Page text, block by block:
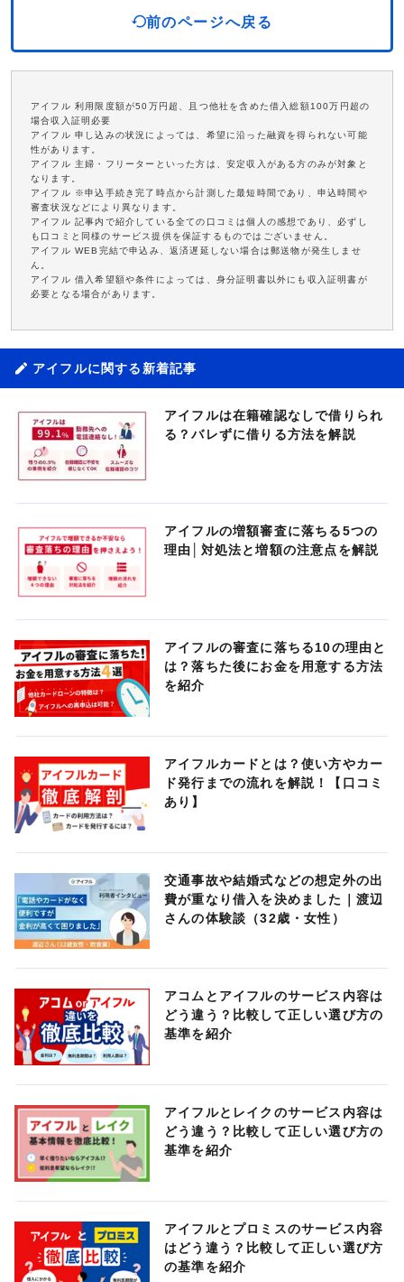
前のページへ戻る
アイフル 利用限度額が50万円超、且つ他社を含めた借入総額100万円超の
場合収入証明必要
アイフル 申し込みの状況によっては、希望に沿った融資を得られない可能
性があります。
アイフル 主婦・フリーターといった方は、安定収入がある方のみが対象と
なります。
アイフル ※申込手続き完了時点から計測した最短時間であり、申込時間や
審査状況などにより異なります。
アイフル 記事内で紹介している全ての口コミは個人の感想であり、必ずし
も口コミと同様のサービス提供を保証するものではございません。
アイフル WEB完結で申込み、返済遅延しない場合は郵送物が発生しませ
ん。
アイフル 借入希望額や条件によっては、身分証明書以外にも収入証明書が
必要となる場合があります。
アイフルに関する新着記事
アイフルは在籍確認なしで借りられ
る？バレずに借りる方法を解説
アイフルの増額審査に落ちる5つの
理由│対処法と増額の注意点を解説
アイフルの審査に落ちる10の理由と
は？落ちた後にお金を用意する方法
を紹介
アイフルカードとは？使い方やカー
ド発行までの流れを解説！【口コミ
あり】
交通事故や結婚式などの想定外の出
費が重なり借入を決めました｜渡辺
さんの体験談（32歳・女性）
アコムとアイフルのサービス内容は
どう違う？比較して正しい選び方の
基準を紹介
アイフルとレイクのサービス内容は
どう違う？比較して正しい選び方の
基準を紹介
アイフルとプロミスのサービス内容
はどう違う？比較して正しい選び方
の基準を紹介